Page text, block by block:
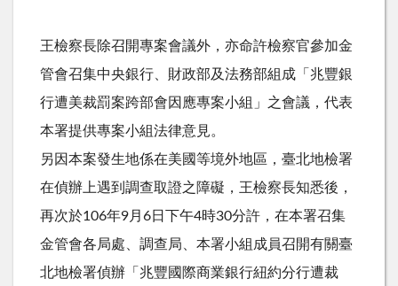
王檢察長除召開專案會議外，亦命許檢察官參加金
管會召集中央銀行、財政部及法務部組成「兆豐銀
行遭美裁罰案跨部會因應專案小組」之會議，代表
本署提供專案小組法律意見。
另因本案發生地係在美國等境外地區，臺北地檢署
在偵辦上遇到調查取證之障礙，王檢察長知悉後，
再次於106年9月6日下午4時30分許，在本署召集
金管會各局處、調查局、本署小組成員召開有關臺
北地檢署偵辦「兆豐國際商業銀行紐約分行遭裁